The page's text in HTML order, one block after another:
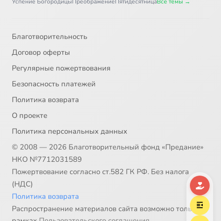
40 Глава 48
Глава 49. Часть 1
42 Глава 49. Часть 2
43 Глава 50
Благотворительность
Договор оферты
Регулярные пожертвования
Безопасность платежей
Политика возврата
О проекте
Политика персональных данных
© 2008 — 2026 Благотворительный фонд «Предание»
НКО №7712031589
Пожертвование согласно ст.582 ГК РФ. Без налога
(НДС)
Политика возврата
Распространение материалов сайта возможно только в